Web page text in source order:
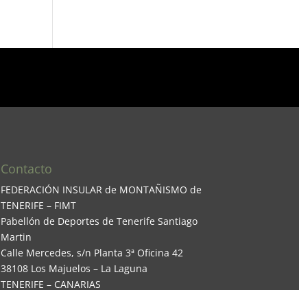
Contacto
FEDERACIÓN INSULAR de MONTAÑISMO de
TENERIFE – FIMT
Pabellón de Deportes de Tenerife Santiago
Martin
Calle Mercedes, s/n Planta 3ª Oficina 42
38108 Los Majuelos – La Laguna
TENERIFE – CANARIAS